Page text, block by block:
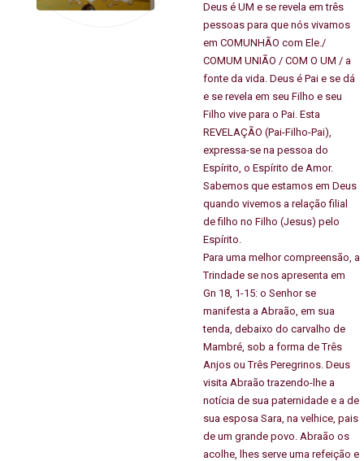
Deus é UM e se revela em três
pessoas para que nós vivamos
em COMUNHÃO com Ele./
COMUM UNIÃO / COM O UM / a
fonte da vida. Deus é Pai e se dá
e se revela em seu Filho e seu
Filho vive para o Pai. Esta
REVELAÇÃO (Pai-Filho-Pai),
expressa-se na pessoa do
Espírito, o Espírito de Amor.
Sabemos que estamos em Deus
quando vivemos a relação filial
de filho no Filho (Jesus) pelo
Espírito.
Para uma melhor compreensão, a
Trindade se nos apresenta em
Gn 18, 1-15: o Senhor se
manifesta a Abraão, em sua
tenda, debaixo do carvalho de
Mambré, sob a forma de Três
Anjos ou Três Peregrinos. Deus
visita Abraão trazendo-lhe a
notícia de sua paternidade e a de
sua esposa Sara, na velhice, pais
de um grande povo. Abraão os
acolhe, lhes serve uma refeição e